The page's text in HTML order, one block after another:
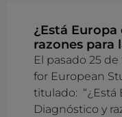
¿Está
razones para
El pasado 25
for European
titulado: “¿Está
Diagnóstico y